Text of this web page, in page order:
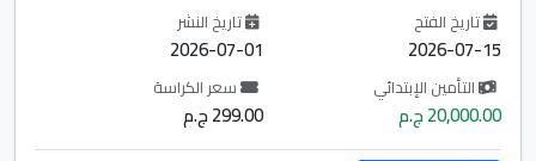
تاريخ الفتح
2026-07-15
تاريخ النشر
2026-07-01
التأمين الإبتدائي
20,000.00 ج.م
سعر الكراسة
299.00 ج.م